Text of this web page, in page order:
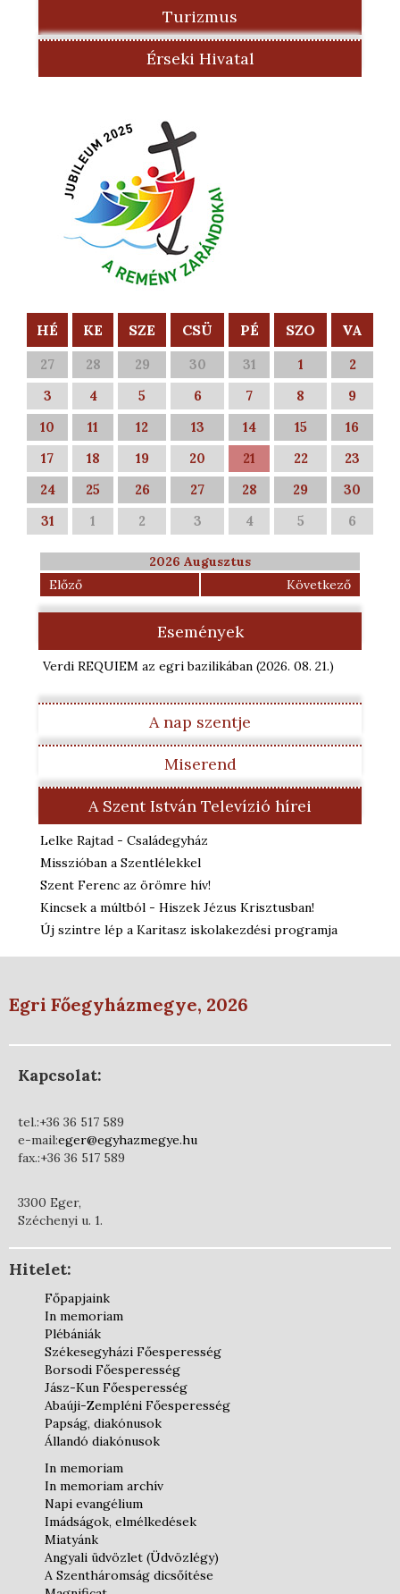
Turizmus
Érseki Hivatal
HÉ KE SZE CSÜ PÉ SZO VA
27 28 29 30 31 1
2
3
4 5 6 7 8
9
10
11 12 13 14 15
16
17
18 19 20 21 22
23
24
25 26 27 28 29
30
31
1 2 3 4 5 6
2026 Augusztus
Előző
Következő
Események
Verdi REQUIEM az egri bazilikában (2026. 08. 21.)
A nap szentje
Miserend
A Szent István Televízió hírei
Lelke Rajtad - Családegyház
Misszióban a Szentlélekkel
Szent Ferenc az örömre hív!
Kincsek a múltból - Hiszek Jézus Krisztusban!
Új szintre lép a Karitasz iskolakezdési programja
Egri Főegyházmegye, 2026
Kapcsolat:
tel.:+36 36 517 589
e-mail:eger@egyhazmegye.hu
fax.:+36 36 517 589
3300 Eger,
Széchenyi u. 1.
Hitelet:
Főpapjaink
In memoriam
Plébániák
Székesegyházi Főesperesség
Borsodi Főesperesség
Jász-Kun Főesperesség
Abaúji-Zempléni Főesperesség
Papság, diakónusok
Állandó diakónusok
In memoriam
In memoriam archív
Napi evangélium
Imádságok, elmélkedések
Miatyánk
Angyali üdvözlet (Üdvözlégy)
A Szentháromság dicsőítése